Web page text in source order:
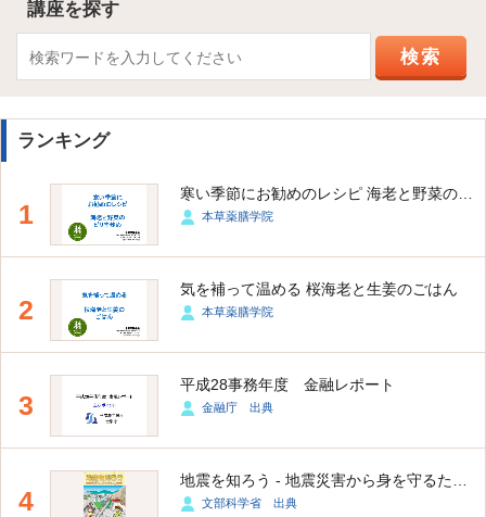
講座を探す
ランキング
1 本草薬膳学院
2
気を補って温める 桜海老と生姜のごはん
本草薬膳学院
3
平成28事務年度 金融レポート
金融庁 出典
4 文部科学省 出典